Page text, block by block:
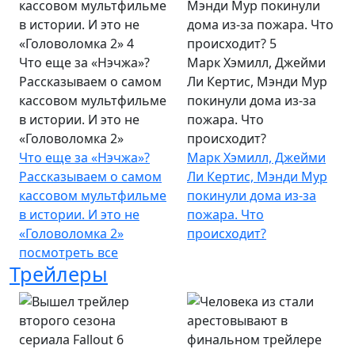
Что еще за «Нэчжа»?
Рассказываем о самом
кассовом мультфильме
в истории. И это не
«Головоломка 2»
Что еще за «Нэчжа»?
Рассказываем о самом
кассовом мультфильме
в истории. И это не
«Головоломка 2»
Марк Хэмилл, Джейми
Ли Кертис, Мэнди Мур
покинули дома из-за
пожара. Что
происходит?
Марк Хэмилл, Джейми
Ли Кертис, Мэнди Мур
покинули дома из-за
пожара. Что
происходит?
посмотреть все
Трейлеры